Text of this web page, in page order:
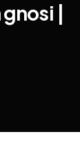
|